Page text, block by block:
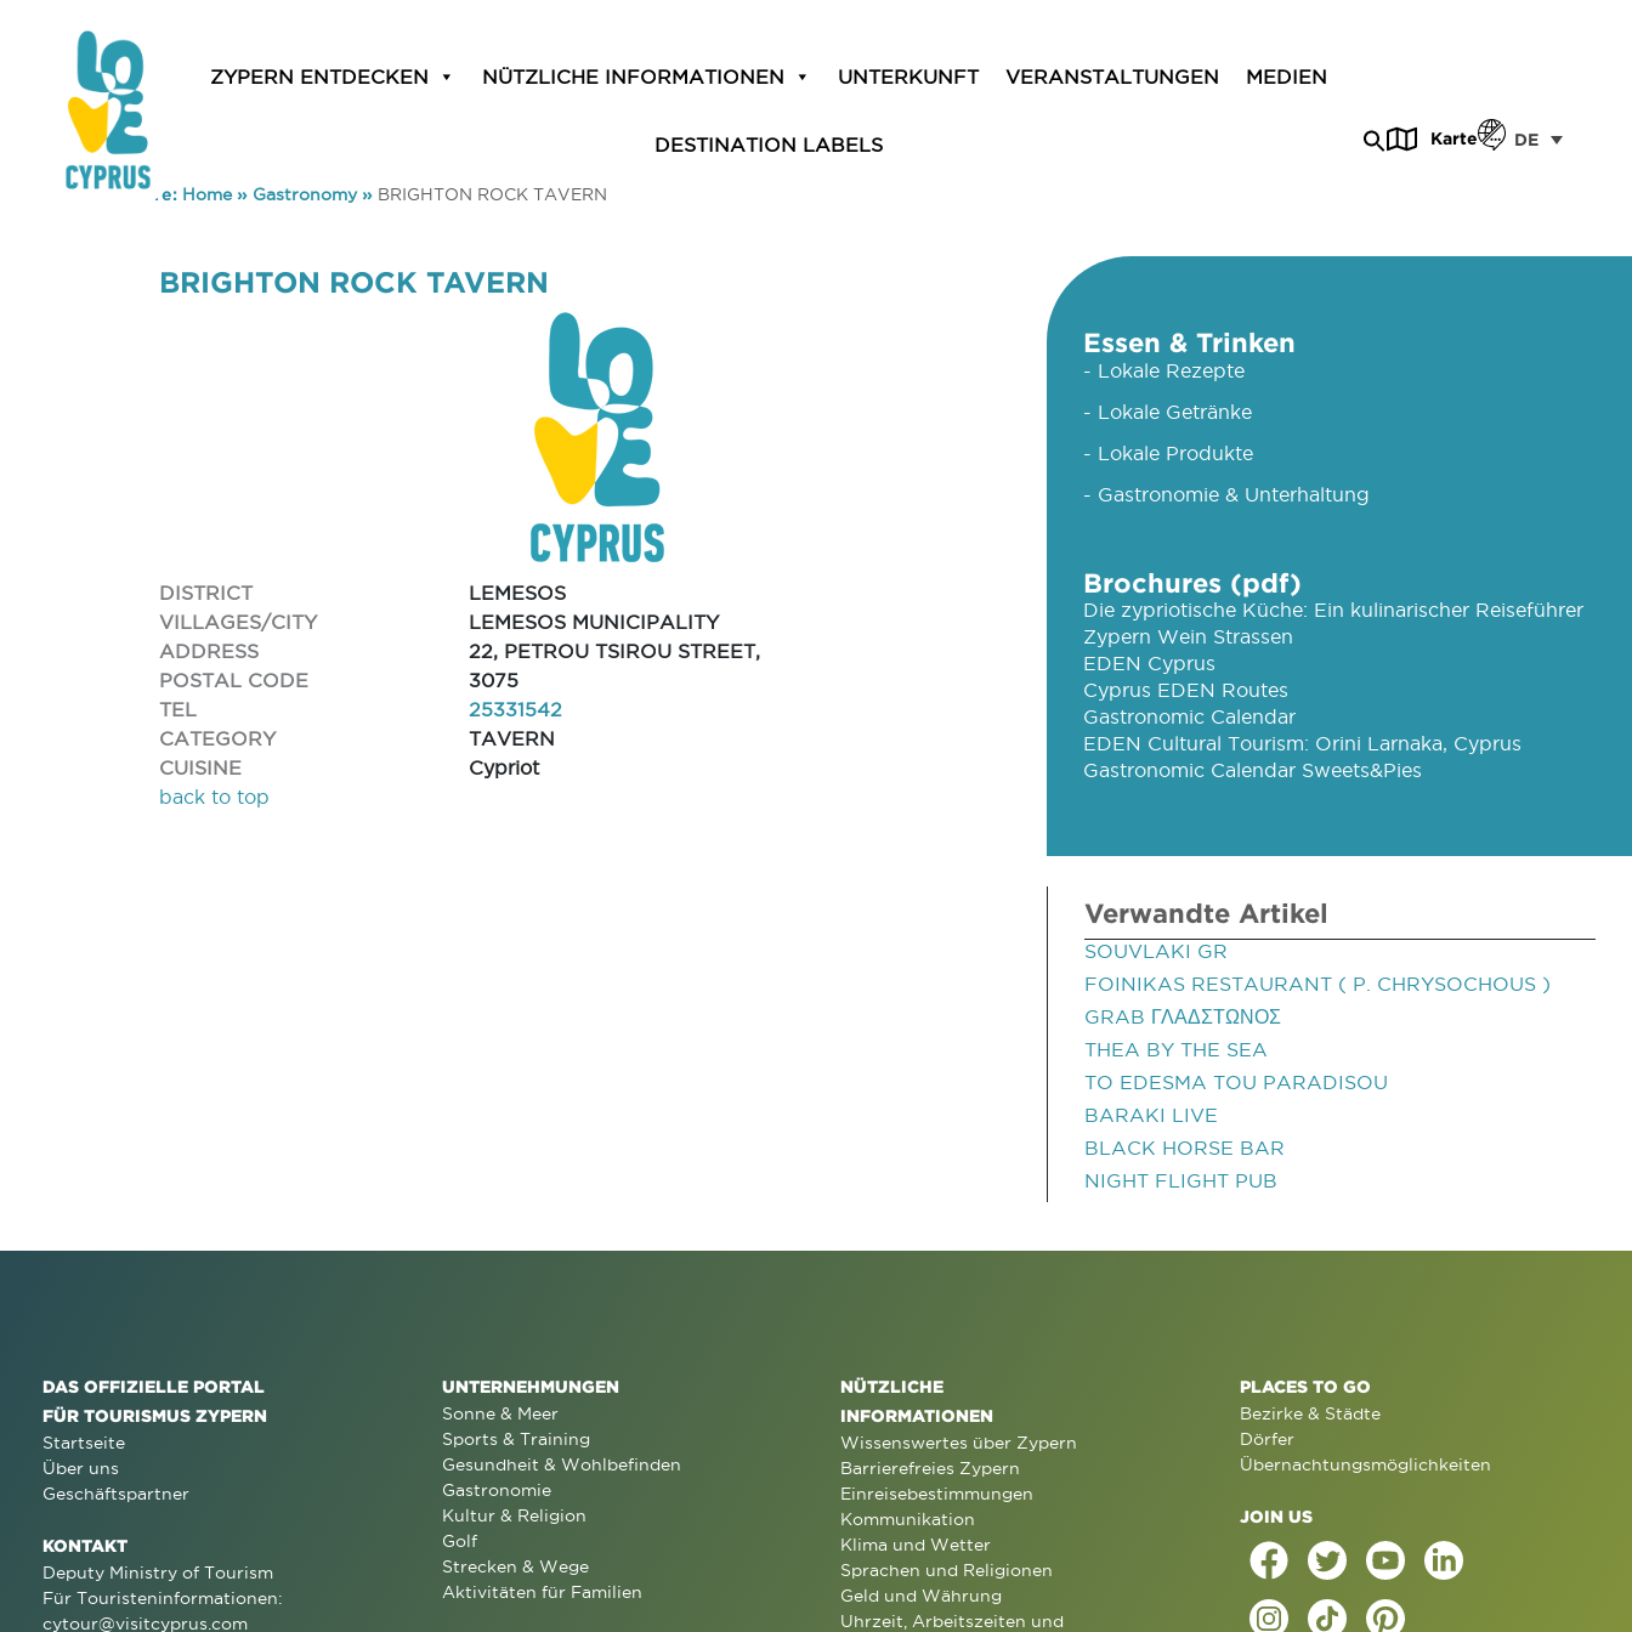
ZYPERN ENTDECKEN NÜTZLICHE INFORMATIONEN UNTERKUNFT VERANSTALTUNGEN MEDIEN
DESTINATION LABELS Karte DE
You are here: Home» Gastronomy» BRIGHTON ROCK TAVERN
BRIGHTON ROCK TAVERN
DISTRICT
LEMESOS
VILLAGES/CITY
LEMESOS MUNICIPALITY
ADDRESS
22, PETROU TSIROU STREET,
POSTAL CODE
3075
TEL
25331542
CATEGORY
TAVERN
CUISINE
Cypriot
back to top
Essen & Trinken
- Lokale Rezepte
- Lokale Getränke
- Lokale Produkte
- Gastronomie & Unterhaltung
Brochures (pdf)
Die zypriotische Küche: Ein kulinarischer Reiseführer
Zypern Wein Strassen
EDEN Cyprus
Cyprus EDEN Routes
Gastronomic Calendar
EDEN Cultural Tourism: Orini Larnaka, Cyprus
Gastronomic Calendar Sweets&Pies
Verwandte Artikel
SOUVLAKI GR
FOINIKAS RESTAURANT ( P. CHRYSOCHOUS )
GRAB ΓΛΑΔΣΤΩΝΟΣ
THEA BY THE SEA
TO EDESMA TOU PARADISOU
BARAKI LIVE
BLACK HORSE BAR
NIGHT FLIGHT PUB
DAS OFFIZIELLE PORTAL
FÜR TOURISMUS ZYPERN
Startseite
Über uns
Geschäftspartner
KONTAKT
Deputy Ministry of Tourism
Für Touristeninformationen:
cytour@visitcyprus.com
UNTERNEHMUNGEN
Sonne & Meer
Sports & Training
Gesundheit & Wohlbefinden
Gastronomie
Kultur & Religion
Golf
Strecken & Wege
Aktivitäten für Familien
NÜTZLICHE
INFORMATIONEN
Wissenswertes über Zypern
Barrierefreies Zypern
Einreisebestimmungen
Kommunikation
Klima und Wetter
Sprachen und Religionen
Geld und Währung
Uhrzeit, Arbeitszeiten und
PLACES TO GO
Bezirke & Städte
Dörfer
Übernachtungsmöglichkeiten
JOIN US